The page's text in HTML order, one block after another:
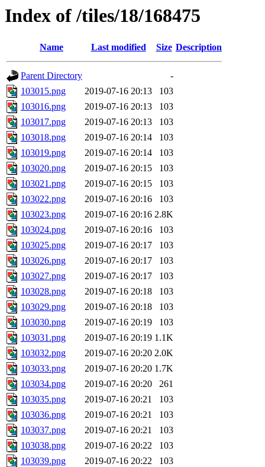
Index of /tiles/18/168475
Name Last modified Size Description
Parent Directory
-
103015.png
2019-07-16 20:13
103
103016.png
2019-07-16 20:13
103
103017.png
2019-07-16 20:13
103
103018.png
2019-07-16 20:14
103
103019.png
2019-07-16 20:14
103
103020.png
2019-07-16 20:15
103
103021.png
2019-07-16 20:15
103
103022.png
2019-07-16 20:16
103
103023.png
2019-07-16 20:16 2.8K
103024.png
2019-07-16 20:16
103
103025.png
2019-07-16 20:17
103
103026.png
2019-07-16 20:17
103
103027.png
2019-07-16 20:17
103
103028.png
2019-07-16 20:18
103
103029.png
2019-07-16 20:18
103
103030.png
2019-07-16 20:19
103
103031.png
2019-07-16 20:19 1.1K
103032.png
2019-07-16 20:20 2.0K
103033.png
2019-07-16 20:20 1.7K
103034.png
2019-07-16 20:20
261
103035.png
2019-07-16 20:21
103
103036.png
2019-07-16 20:21
103
103037.png
2019-07-16 20:21
103
103038.png
2019-07-16 20:22
103
103039.png
2019-07-16 20:22
103